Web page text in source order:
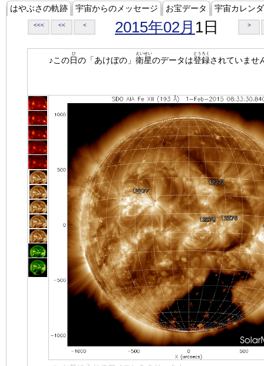
はやぶさの軌跡 宇宙からのメッセージ お宝データ 宇宙カレン
<<< << < 2015年02月 1日 >
♪この日
ひ
の「あけぼの」 衛星
えいせい
のデータは登録
とうろく
されていませ